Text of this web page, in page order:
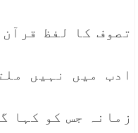
تصوف کا لفظ
ادب میں نہیں
زمانہ جس کو کہا